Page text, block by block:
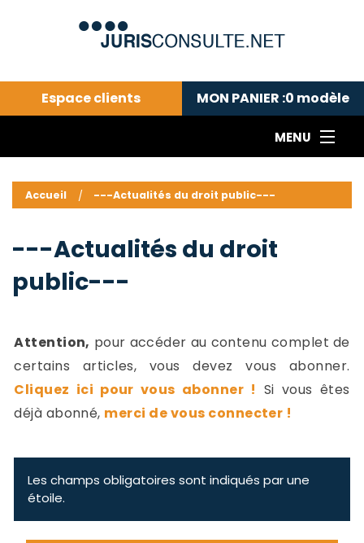
Espace clients MON PANIER :0 modèle
MENU
---Actualités du droit public---
Droit pénal---
Droit privé ---
Abonnement aux actualités
Accueil ---Actualités du droit public---
---Actualités du droit
public---
Attention, pour accéder au contenu complet de
certains articles, vous devez vous abonner.
Cliquez ici pour vous abonner ! Si vous êtes
déjà abonné, merci de vous connecter !
Les champs obligatoires sont indiqués par une
étoile.